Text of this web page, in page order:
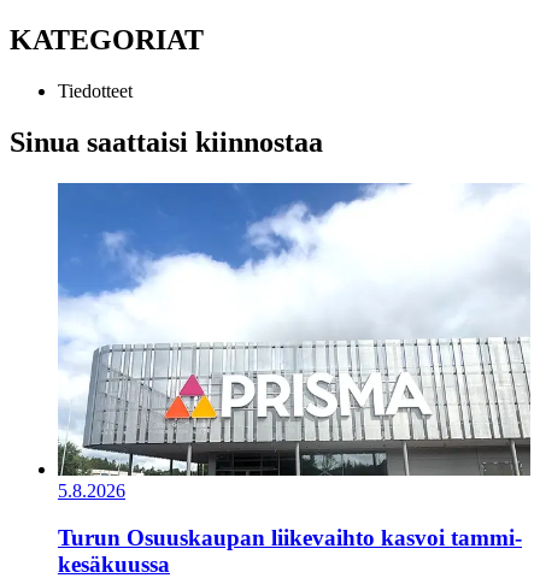
KATEGORIAT
Tiedotteet
Sinua saattaisi kiinnostaa
5.8.2026
Turun Osuuskaupan liikevaihto kasvoi tammi-
kesäkuussa